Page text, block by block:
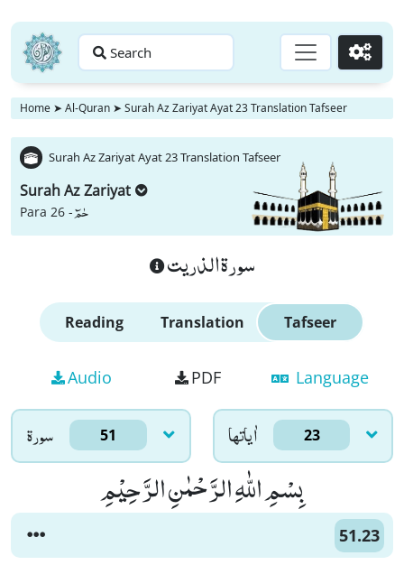
Search Go
Home ➤ Al-Quran ➤ Surah Az Zariyat Ayat 23 Translation Tafseer
Surah Az Zariyat Ayat 23 Translation Tafseer
Surah Az Zariyat
Para 26 -حٰمٓ
سورة الذريت
Reading Translation Tafseer
Audio PDF Language
سورۃ 51 اٰياتها 23
بِسْمِ اللّٰهِ الرَّحْمٰنِ الرَّحِیْمِ
51.23